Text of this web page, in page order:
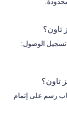
تاون؟
انتهاء تسجيل الوصول:
تاون؟
احتساب رسم على إتمام